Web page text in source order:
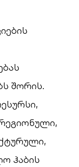
შორის.
ჰაბის